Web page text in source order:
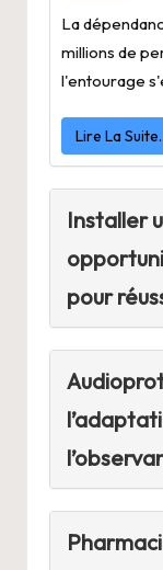
La
millions de
l'entourage
Lire La
Installer
pour